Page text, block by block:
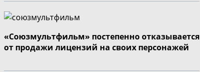
«Союзмультфильм» постепенно отказывается
от продажи лицензий на своих персонажей